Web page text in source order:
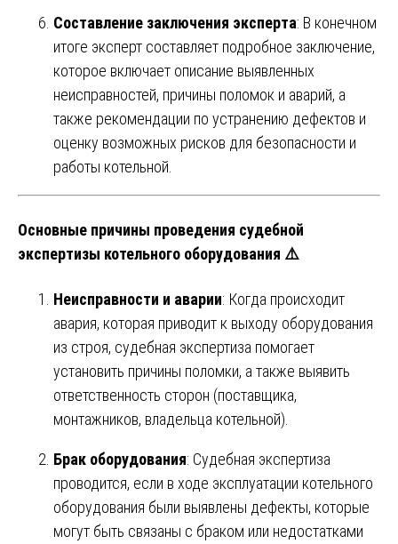
Составление заключения эксперта: В конечном
итоге эксперт составляет подробное заключение,
которое включает описание выявленных
неисправностей, причины поломок и аварий, а
также рекомендации по устранению дефектов и
оценку возможных рисков для безопасности и
работы котельной.
Основные причины проведения судебной
экспертизы котельного оборудования ⚠️
Неисправности и аварии: Когда происходит
авария, которая приводит к выходу оборудования
из строя, судебная экспертиза помогает
установить причины поломки, а также выявить
ответственность сторон (поставщика,
монтажников, владельца котельной).
Брак оборудования: Судебная экспертиза
проводится, если в ходе эксплуатации котельного
оборудования были выявлены дефекты, которые
могут быть связаны с браком или недостатками